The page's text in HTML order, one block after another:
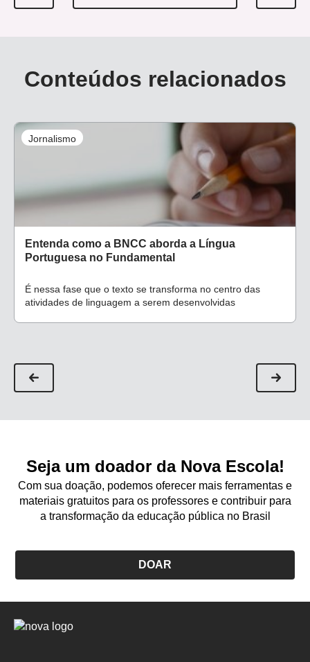
Conteúdos relacionados
Jornalismo
Entenda como a BNCC aborda a Língua
Portuguesa no Fundamental
É nessa fase que o texto se transforma no centro das
atividades de linguagem a serem desenvolvidas
Seja um doador da Nova Escola!
Com sua doação, podemos oferecer mais ferramentas e
materiais gratuitos para os professores e contribuir para
a transformação da educação pública no Brasil
DOAR
Logo